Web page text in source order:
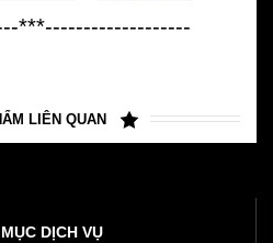
***-------------------
LIÊN QUAN
DỊCH VỤ